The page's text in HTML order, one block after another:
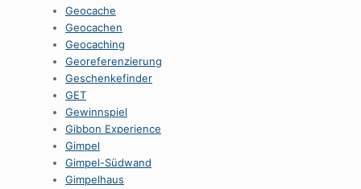
Geocache
Geocachen
Geocaching
Georeferenzierung
Geschenkefinder
GET
Gewinnspiel
Gibbon Experience
Gimpel
Gimpel-Südwand
Gimpelhaus